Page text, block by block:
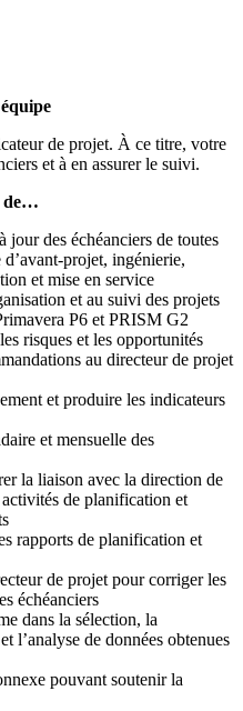
de projet. À ce titre, votre
et à en assurer le suivi.
de…
jour des échéanciers de toutes
d’avant-projet, ingénierie,
et mise en service
et au suivi des projets
P6 et PRISM G2
risques et les opportunités
au directeur de projet
et produire les indicateurs
et mensuelle des
la liaison avec la direction de
de planification et
rapports de planification et
de projet pour corriger les
échéanciers
dans la sélection, la
l’analyse de données obtenues
pouvant soutenir la